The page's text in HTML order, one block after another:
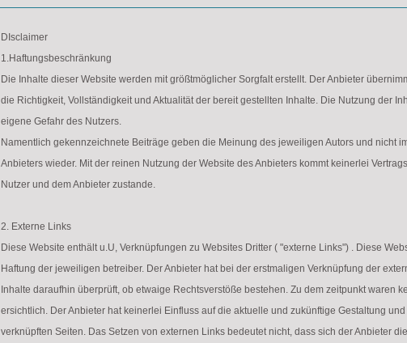
DIsclaimer
1.Haftungsbeschränkung
Die Inhalte dieser Website werden mit größtmöglicher Sorgfalt erstellt. Der Anbieter
die Richtigkeit, Vollständigkeit und Aktualität der bereit gestellten Inhalte. Die Nutzung der
eigene Gefahr des Nutzers.
Namentlich gekennzeichnete Beiträge geben die Meinung des jeweiligen Autors und nicht
Anbieters wieder. Mit der reinen Nutzung der Website des Anbieters kommt keinerlei
Nutzer und dem Anbieter zustande.
2. Externe Links
Diese Website enthält u.U, Verknüpfungen zu Websites Dritter ( "externe Links") . Diese
Haftung der jeweiligen betreiber. Der Anbieter hat bei der erstmaligen Verknüpfung der
Inhalte daraufhin überprüft, ob etwaige Rechtsverstöße bestehen. Zu dem zeitpunkt waren
ersichtlich. Der Anbieter hat keinerlei Einfluss auf die aktuelle und zukünftige Gestaltung
verknüpften Seiten. Das Setzen von externen Links bedeutet nicht, dass sich der Anbieter